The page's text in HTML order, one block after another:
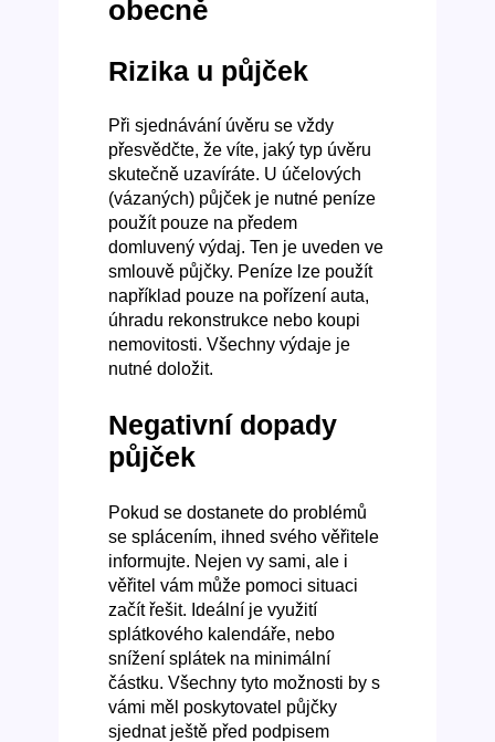
obecně
Rizika u půjček
Při sjednávání úvěru se vždy
přesvědčte, že víte, jaký typ úvěru
skutečně uzavíráte. U účelových
(vázaných) půjček je nutné peníze
použít pouze na předem
domluvený výdaj. Ten je uveden ve
smlouvě půjčky. Peníze lze použít
například pouze na pořízení auta,
úhradu rekonstrukce nebo koupi
nemovitosti. Všechny výdaje je
nutné doložit.
Negativní dopady
půjček
Pokud se dostanete do problémů
se splácením, ihned svého věřitele
informujte. Nejen vy sami, ale i
věřitel vám může pomoci situaci
začít řešit. Ideální je využití
splátkového kalendáře, nebo
snížení splátek na minimální
částku. Všechny tyto možnosti by s
vámi měl poskytovatel půjčky
sjednat ještě před podpisem